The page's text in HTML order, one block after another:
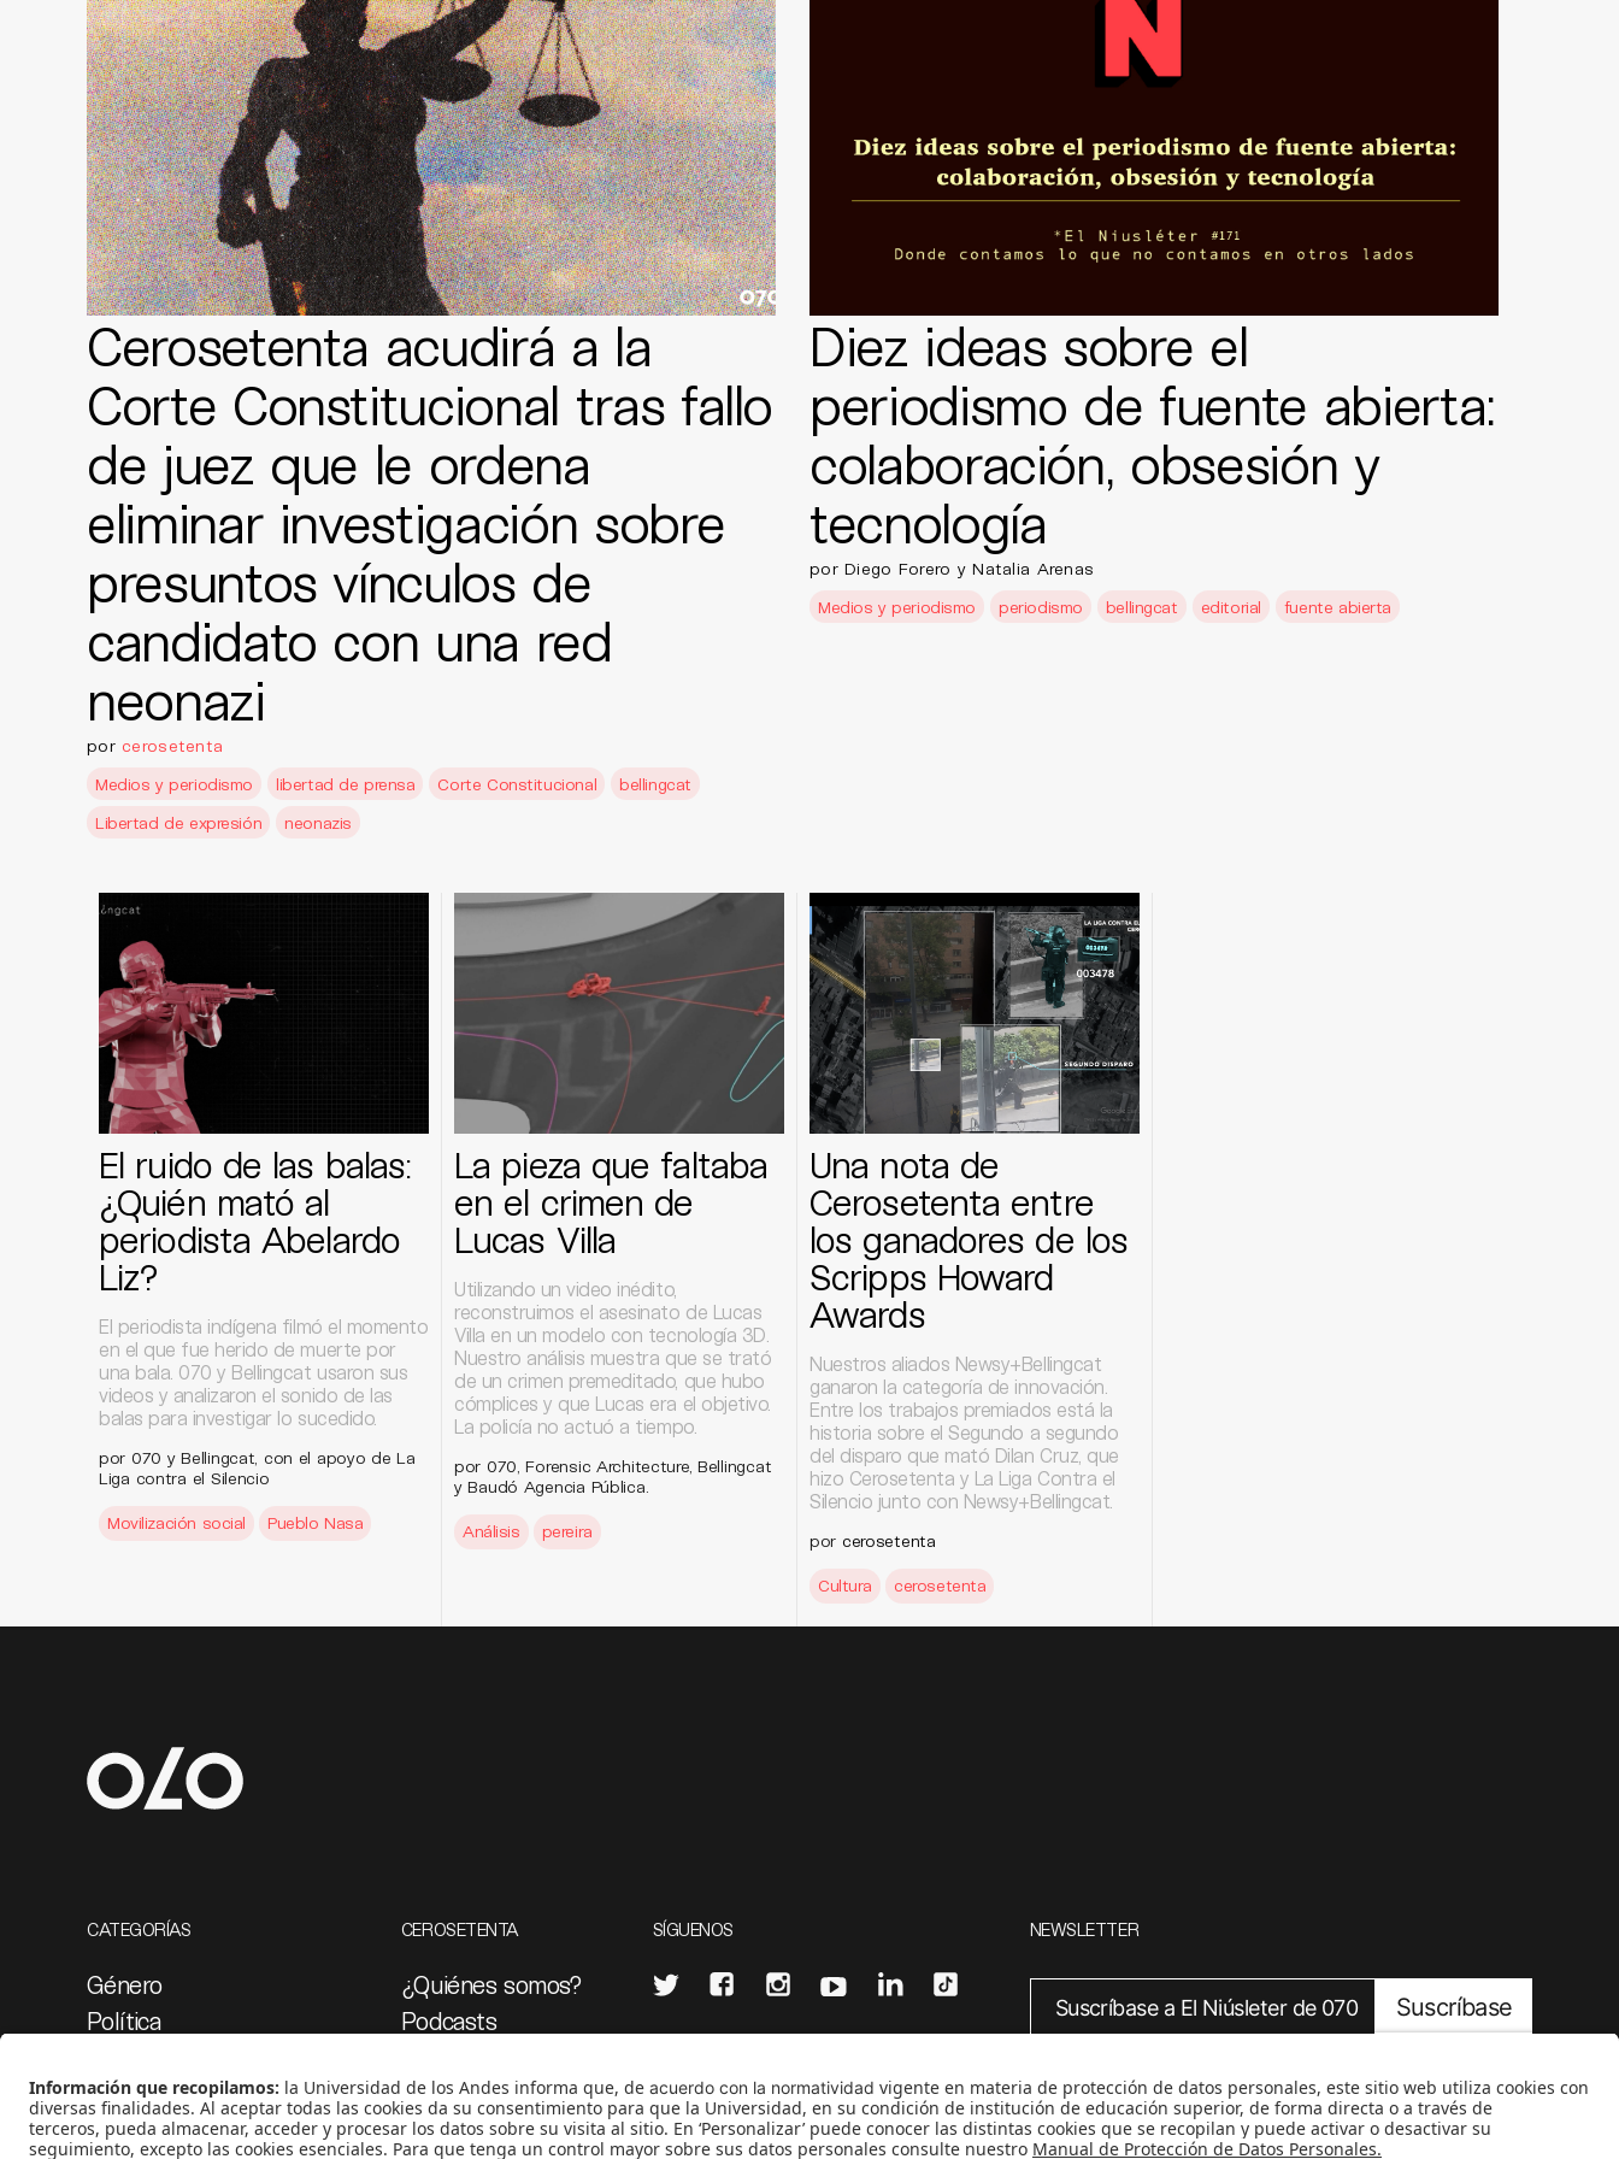
Cerosetenta acudirá a la
Corte Constitucional tras fallo
de juez que le ordena
eliminar investigación sobre
presuntos vínculos de
candidato con una red
neonazi
por cerosetenta
Medios y periodismo
libertad de prensa Corte Constitucional
bellingcat
Libertad de expresión
neonazis
Diez ideas sobre el
periodismo de fuente abierta:
colaboración, obsesión y
tecnología
por Diego Forero y Natalia Arenas
Medios y periodismo
periodismo bellingcat editorial fuente abierta
El ruido de las balas:
¿Quién mató al
periodista Abelardo
Liz?
El periodista indígena filmó el momento
en el que fue herido de muerte por
una bala. 070 y Bellingcat usaron sus
videos y analizaron el sonido de las
balas para investigar lo sucedido.
por 070 y Bellingcat, con el apoyo de La
Liga contra el Silencio
Movilización social Pueblo Nasa
La pieza que faltaba
en el crimen de
Lucas Villa
Utilizando un video inédito,
reconstruimos el asesinato de Lucas
Villa en un modelo con tecnología 3D.
Nuestro análisis muestra que se trató
de un crimen premeditado, que hubo
cómplices y que Lucas era el objetivo.
La policía no actuó a tiempo.
por 070, Forensic Architecture, Bellingcat
y Baudó Agencia Pública.
Análisis pereira
Una nota de
Cerosetenta entre
los ganadores de los
Scripps Howard
Awards
Nuestros aliados Newsy+Bellingcat
ganaron la categoría de innovación.
Entre los trabajos premiados está la
historia sobre el Segundo a segundo
del disparo que mató Dilan Cruz, que
hizo Cerosetenta y La Liga Contra el
Silencio junto con Newsy+Bellingcat.
por cerosetenta
Cultura cerosetenta
CATEGORÍAS
Género
Política
Medio ambiente
Medios y periodismo
CEROSETENTA
¿Quiénes somos?
Podcasts
Proyectos 070
SÍGUENOS
CONTÁCTANOS
cerosetenta@uniandes.edu.co
NEWSLETTER
Suscríbase